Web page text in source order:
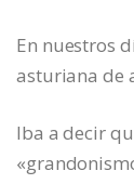
En nuestros
asturiana de
Iba a decir